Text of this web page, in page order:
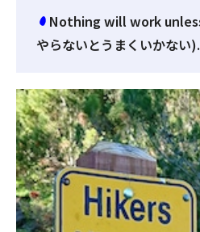
Nothing will work
やらないとうまくいかない).